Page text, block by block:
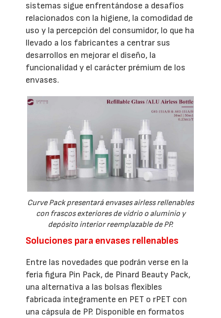
sistemas sigue enfrentándose a desafíos
relacionados con la higiene, la comodidad de
uso y la percepción del consumidor, lo que ha
llevado a los fabricantes a centrar sus
desarrollos en mejorar el diseño, la
funcionalidad y el carácter prémium de los
envases.
Curve Pack presentará envases airless rellenables
con frascos exteriores de vidrio o aluminio y
depósito interior reemplazable de PP.
Soluciones para envases rellenables
Entre las novedades que podrán verse en la
feria figura Pin Pack, de Pinard Beauty Pack,
una alternativa a las bolsas flexibles
fabricada íntegramente en PET o rPET con
una cápsula de PP. Disponible en formatos